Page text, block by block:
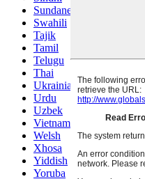
Sundanese
Swahili
Tajik
Tamil
Telugu
Thai
Ukrainian
Urdu
Uzbek
Vietnamese
Welsh
Xhosa
Yiddish
Yoruba